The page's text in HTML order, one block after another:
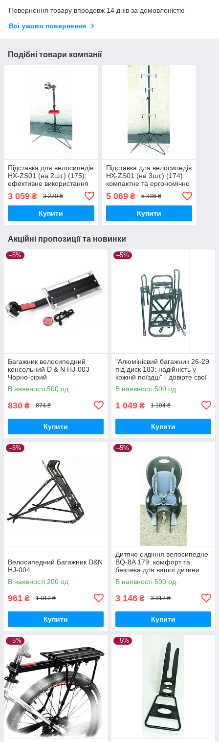
Повернення товару впродовж 14 днів за домовленістю
Всі умови повернення
Подібні товари компанії
Підставка для велосипедів
HX-ZS01 (на 2шт.) (175):
ефективне використання
3 059 ₴ 3 220 ₴
Купити
Підставка для велосипедів
HX-ZS01 (на 3шт.) (174):
компактне та ергономічне
5 069₴ 5 336 ₴
Купити
Акційні пропозиції та новинки
–5%
Багажник велосипедний
консольний D & N HJ-003
Чорно-сірий
В наявності 500 од.
830 ₴ 874 ₴
Купити
–5%
"Алюмінієвий багажник 26-29
під диск 183: надійність у
кожній поїздці" - довірте свої
вантажі цьому надійному
аксесуару.
В наявності 500 од.
1 049 ₴ 1 104 ₴
Купити
–5%
Велосипедний Багажник D&N
HJ-004
В наявності 200 од.
961 ₴ 1 012 ₴
Купити
–5%
Дитяче сидіння велосипедне
BQ-8A 179: комфорт та
безпека для вашої дитини
В наявності 500 од.
3 146 ₴ 3 312 ₴
Купити
–5% –5%